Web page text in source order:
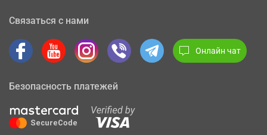
Связаться с нами
Онлайн чат
Безопасность платежей